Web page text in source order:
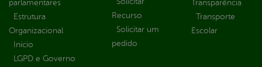
parlamentares
Estrutura
Organizacional
Inicio
LGPD e Governo
Recurso
Solicitar um
pedido
Transparência
Transporte
Escolar